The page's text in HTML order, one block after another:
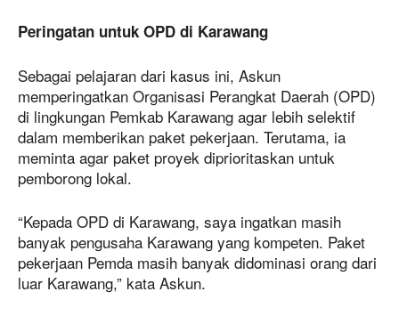
Peringatan untuk OPD di Karawang
Sebagai pelajaran dari kasus ini, Askun
memperingatkan Organisasi Perangkat Daerah (OPD)
di lingkungan Pemkab Karawang agar lebih selektif
dalam memberikan paket pekerjaan. Terutama, ia
meminta agar paket proyek diprioritaskan untuk
pemborong lokal.
“Kepada OPD di Karawang, saya ingatkan masih
banyak pengusaha Karawang yang kompeten. Paket
pekerjaan Pemda masih banyak didominasi orang dari
luar Karawang,” kata Askun.